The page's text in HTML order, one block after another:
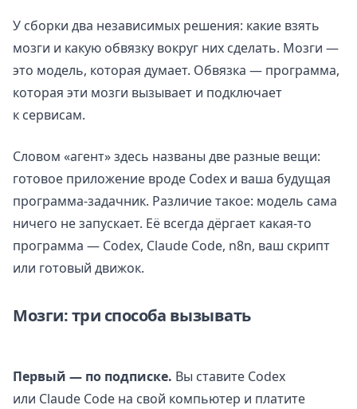
У сборки два независимых решения: какие взять
мозги и какую обвязку вокруг них сделать. Мозги —
это модель, которая думает. Обвязка — программа,
которая эти мозги вызывает и подключает
к сервисам.
Словом «агент» здесь названы две разные вещи:
готовое приложение вроде Codex и ваша будущая
программа-задачник. Различие такое: модель сама
ничего не запускает. Её всегда дёргает какая-то
программа — Codex, Claude Code, n8n, ваш скрипт
или готовый движок.
Мозги: три способа вызывать
Первый — по подписке. Вы ставите Codex
или Claude Code на свой компьютер и платите